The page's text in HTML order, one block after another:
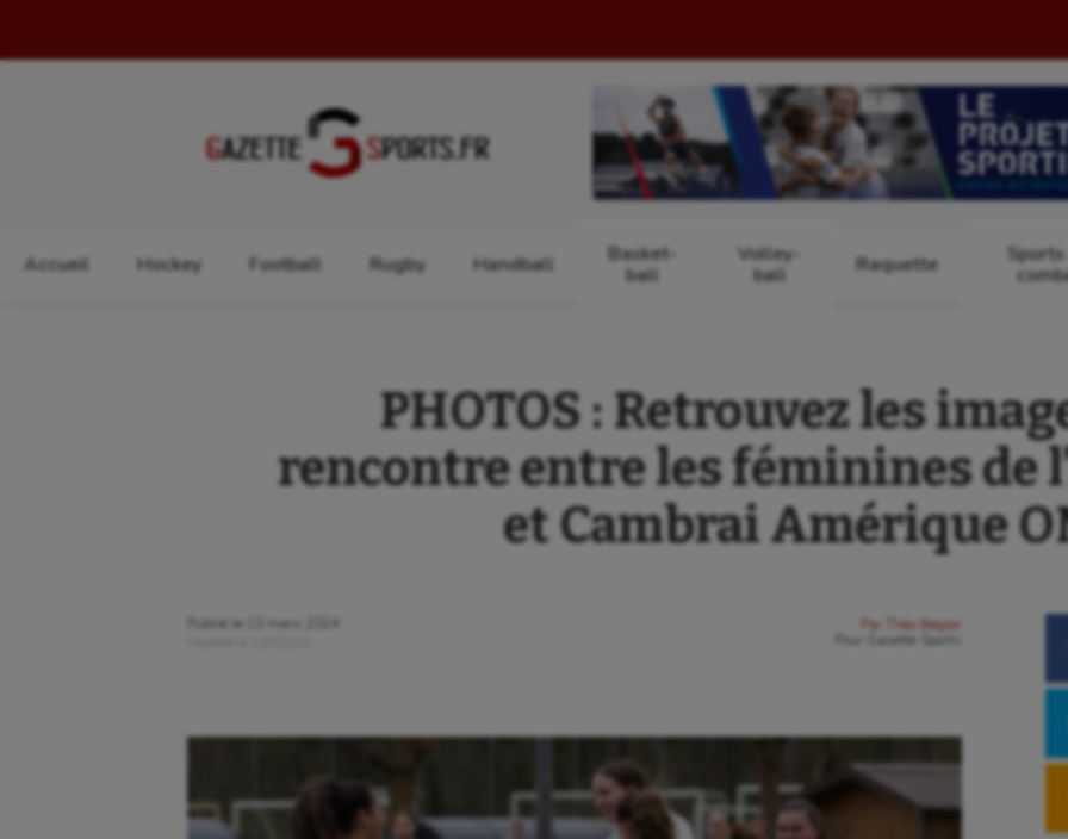
Accueil Hockey Football Rugby Handball
Basket-
ball
Volley-
ball
Raquette
PHOTOS : Retrouvez les
rencontre entre les féminines de
et Cambrai Amérique
Publié le
13 mars 2024
Par
Théo Bégler
Gazette Sports